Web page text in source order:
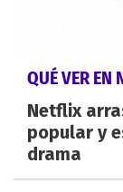
QUÉ VER EN
Netflix
popular y
drama